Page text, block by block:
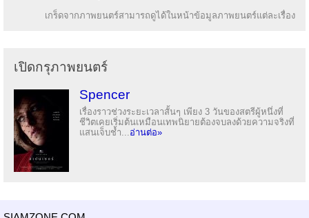
เกร็ดจากภาพยนตร์สามารถดูได้ในหน้าข้อมูลภาพยนตร์แต่ละเรื่อง
เปิดกรุภาพยนตร์
Spencer
เรื่องราวช่วงระยะเวลาสั้นๆ เพียง 3 วันของสตรีผู้หนึ่งที่
ชีวิตเคยเริ่มต้นเหมือนเทพนิยายต้องจบลงด้วยความจริงที่
แสนเจ็บช้ำ... อ่านต่อ»